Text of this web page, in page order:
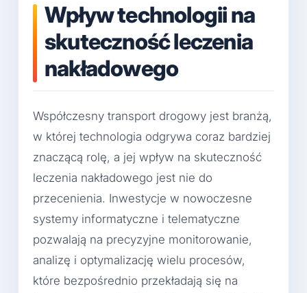
Wpływ technologii na
skuteczność leczenia
nakładowego
Współczesny transport drogowy jest branżą,
w której technologia odgrywa coraz bardziej
znaczącą rolę, a jej wpływ na skuteczność
leczenia nakładowego jest nie do
przecenienia. Inwestycje w nowoczesne
systemy informatyczne i telematyczne
pozwalają na precyzyjne monitorowanie,
analizę i optymalizację wielu procesów,
które bezpośrednio przekładają się na